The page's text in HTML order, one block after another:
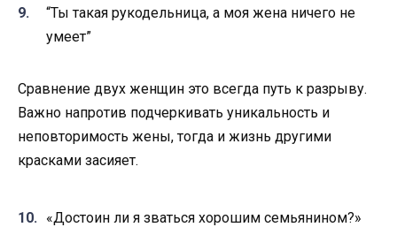
“Ты такая рукодельница, а моя жена ничего не
умеет”
Сравнение двух женщин это всегда путь к разрыву.
Важно напротив подчеркивать уникальность и
неповторимость жены, тогда и жизнь другими
красками засияет.
«Достоин ли я зваться хорошим семьянином?»